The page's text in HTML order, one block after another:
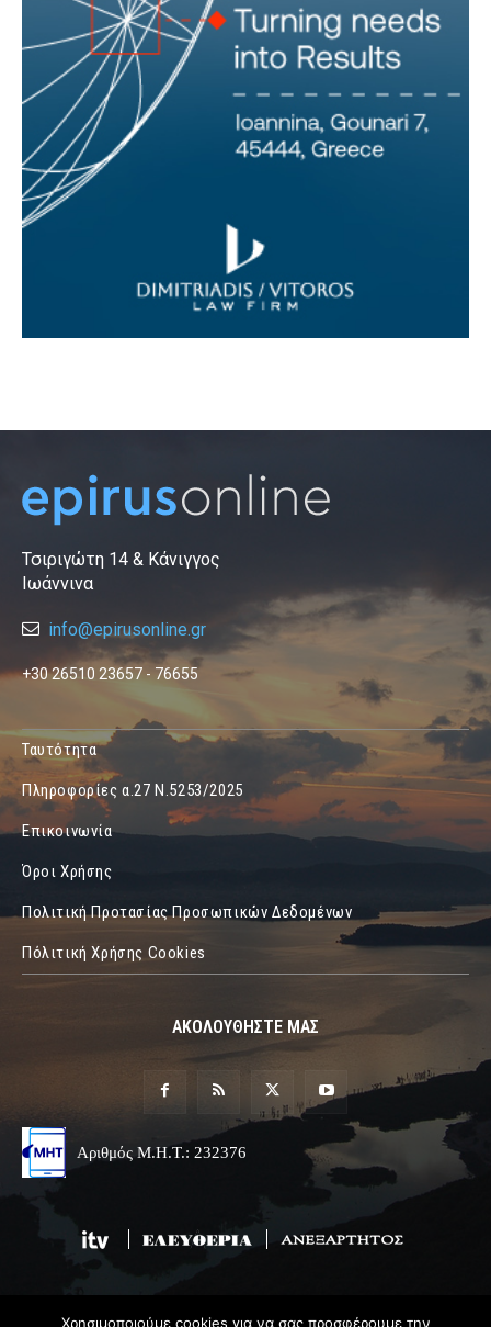
Τσιριγώτη 14 & Κάνιγγος
Ιωάννινα
info@epirusonline.gr
+30 26510 23657 - 76655
Ταυτότητα
Πληροφορίες α.27 Ν.5253/2025
Επικοινωνία
Όροι Χρήσης
Πολιτική Προτασίας Προσωπικών Δεδομένων
Πόλιτική Χρήσης Cookies
ΑΚΟΛΟΥΘΗΣΤΕ ΜΑΣ
Αριθμός Μ.Η.Τ.: 232376
Χρησιμοποιούμε cookies για να σας προσφέρουμε την